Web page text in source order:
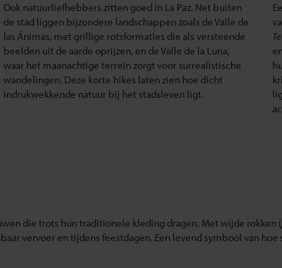
Ook natuurliefhebbers zitten goed in La Paz. Net buiten
de stad liggen bijzondere landschappen zoals de Valle de
las Ánimas, met grillige rotsformaties die als versteende
beelden uit de aarde oprijzen, en de Valle de la Luna,
waar het maanachtige terrein zorgt voor surrealistische
wandelingen. Deze korte hikes laten zien hoe dicht
indrukwekkende natuur bij het stadsleven ligt.
die trots hun traditionele kleding dragen. Met wijde rokken (
vervoer en tijdens feestdagen. Een levend symbool van